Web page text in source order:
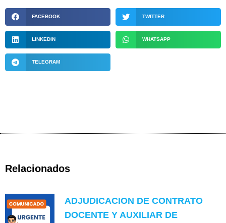
FACEBOOK TWITTER
LINKEDIN WHATSAPP
TELEGRAM
Relacionados
ADJUDICACION DE CONTRATO
DOCENTE Y AUXILIAR DE